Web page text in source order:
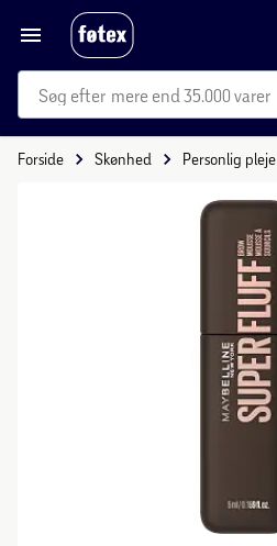
mere end 35.000 varer
Forside Skønhed Personlig pleje